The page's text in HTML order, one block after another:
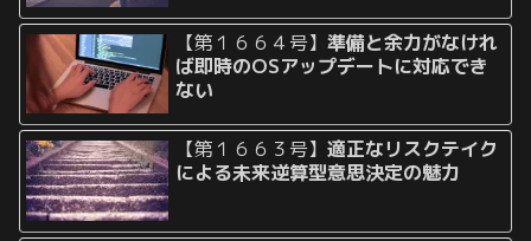
【第１６６４号】準備と余力がなけれ
ば即時のOSアップデートに対応でき
ない
【第１６６３号】適正なリスクテイク
による未来逆算型意思決定の魅力